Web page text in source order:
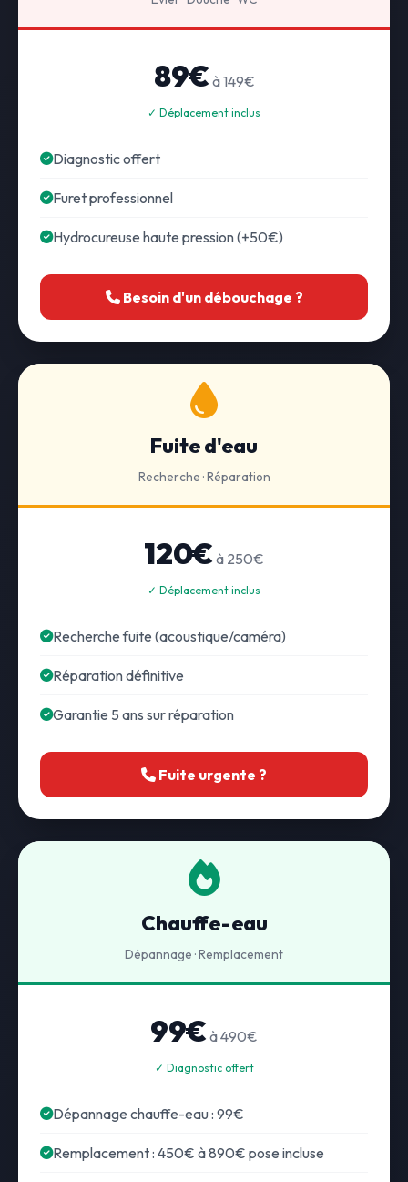
89€ à 149€
✓ Déplacement inclus
Diagnostic offert
Furet professionnel
Hydrocureuse haute pression (+50€)
Besoin d'un débouchage ?
Fuite d'eau
Recherche · Réparation
120€ à 250€
✓ Déplacement inclus
Recherche fuite (acoustique/caméra)
Réparation définitive
Garantie 5 ans sur réparation
Fuite urgente ?
Chauffe-eau
Dépannage · Remplacement
99€ à 490€
✓ Diagnostic offert
Dépannage chauffe-eau : 99€
Remplacement : 450€ à 890€ pose incluse